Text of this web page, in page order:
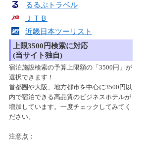
るるぶトラベル
ＪＴＢ
近畿日本ツーリスト
上限3500円検索に対応
(当サイト独自)
宿泊施設検索の予算上限額の「3500円」が
選択できます！
首都圏や大阪、地方都市を中心に3500円以
内で宿泊できる高品質のビジネスホテルが
増加しています。一度チェックしてみてく
ださい。
注意点：